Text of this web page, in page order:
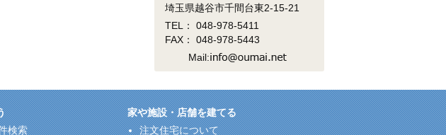
埼玉県越谷市千間台東2-15-21
TEL： 048-978-5411
FAX： 048-978-5443
Mail:
検索
家や施設・店舗を建てる
注文住宅について